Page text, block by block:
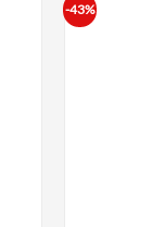
-43%